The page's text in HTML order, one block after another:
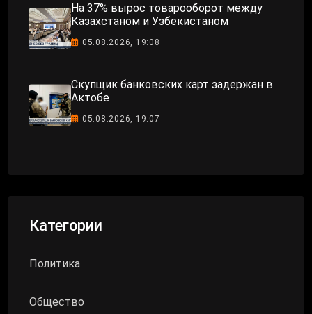
На 37% вырос товарооборот между
Казахстаном и Узбекистаном
05.08.2026, 19:08
Скупщик банковских карт задержан в
Актобе
05.08.2026, 19:07
Категории
Политика
Общество